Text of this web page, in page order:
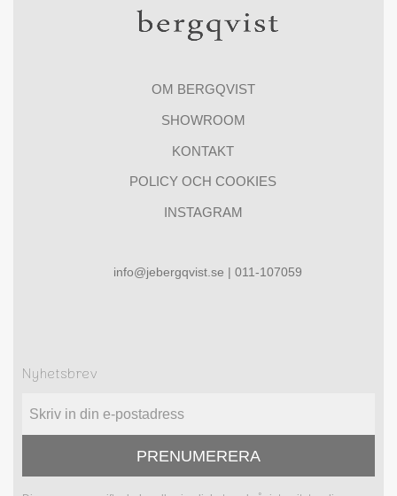
OM BERGQVIST
SHOWROOM
KONTAKT
POLICY OCH COOKIES
INSTAGRAM
info@jebergqvist.se | 011-107059
Nyhetsbrev
PRENUMERERA